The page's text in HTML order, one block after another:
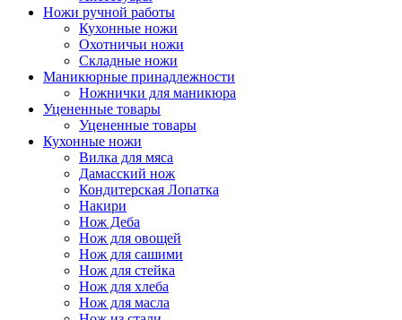
Ножи ручной работы
Кухонные ножи
Охотничьи ножи
Складные ножи
Маникюрные принадлежности
Ножнички для маникюра
Уцененные товары
Уцененные товары
Кухонные ножи
Вилка для мяса
Дамасский нож
Кондитерская Лопатка
Накири
Нож Деба
Нож для овощей
Нож для сашими
Нож для стейка
Нож для хлеба
Нож для масла